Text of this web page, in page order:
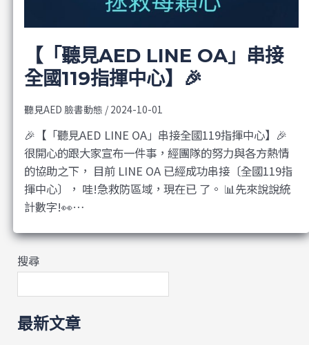
【「聽見AED LINE OA」串接
全國119指揮中心】🎉
聽見AED 臉書動態 / 2024-10-01
🎉【「聽見AED LINE OA」串接全國119指揮中心】🎉
很開心的跟大家宣布一件事，經團隊的努力與各方熱情
的協助之下， 目前 LINE OA 已經成功串接〔全國119指
揮中心〕， 哇!急救防區域，現在已 了。 📊先來說說統
計數字!👀…
搜尋
最新文章